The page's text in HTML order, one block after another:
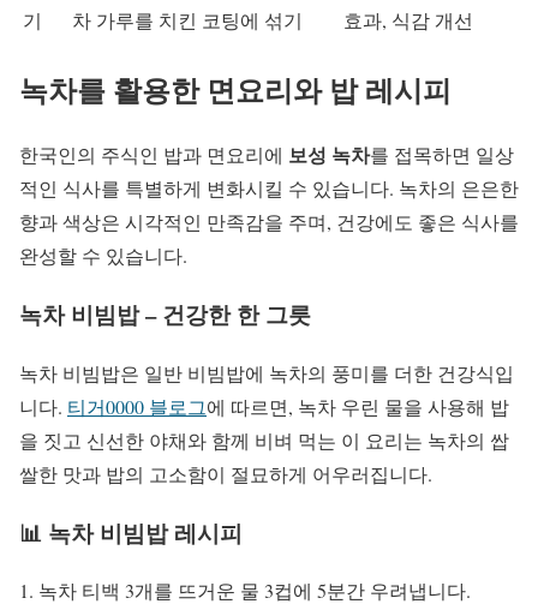
기
차 가루를 치킨 코팅에 섞기
효과, 식감 개선
녹차를 활용한 면요리와 밥 레시피
한국인의 주식인 밥과 면요리에 보성 녹차를 접목하면 일상
적인 식사를 특별하게 변화시킬 수 있습니다. 녹차의 은은한
향과 색상은 시각적인 만족감을 주며, 건강에도 좋은 식사를
완성할 수 있습니다.
녹차 비빔밥 – 건강한 한 그릇
녹차 비빔밥은 일반 비빔밥에 녹차의 풍미를 더한 건강식입
니다. 티거0000 블로그에 따르면, 녹차 우린 물을 사용해 밥
을 짓고 신선한 야채와 함께 비벼 먹는 이 요리는 녹차의 쌉
쌀한 맛과 밥의 고소함이 절묘하게 어우러집니다.
📊 녹차 비빔밥 레시피
1. 녹차 티백 3개를 뜨거운 물 3컵에 5분간 우려냅니다.